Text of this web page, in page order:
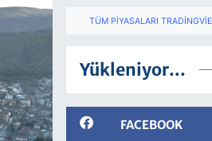
TÜM PIYASALARI
Yükleniyor...
FACEBOOK